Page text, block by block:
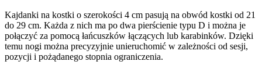
Kajdanki na kostki o szerokości 4 cm pasują na obwód kostki od 21
do 29 cm. Każda z nich ma po dwa pierścienie typu D i można je
połączyć za pomocą łańcuszków łączących lub karabinków. Dzięki
temu nogi można precyzyjnie unieruchomić w zależności od sesji,
pozycji i pożądanego stopnia ograniczenia.